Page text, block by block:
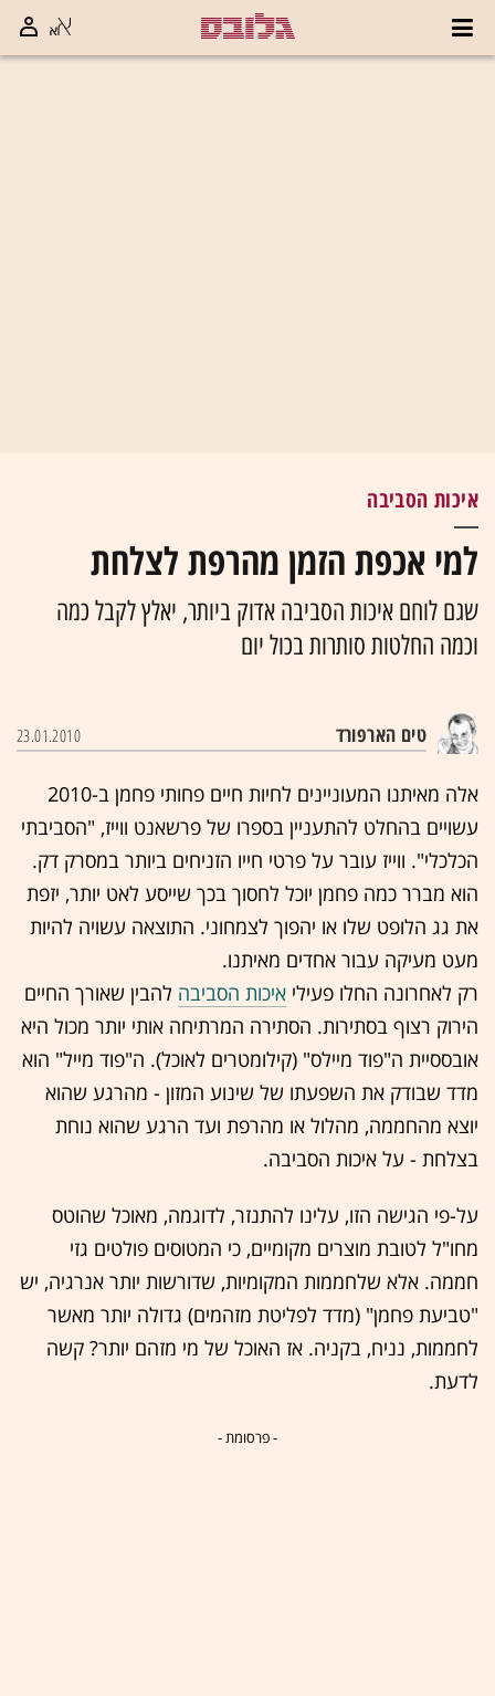
איכות הסביבה
למי אכפת הזמן מהרפת לצלחת
שגם לוחם איכות הסביבה אדוק ביותר, יאלץ לקבל כמה
וכמה החלטות סותרות בכול יום
טים הארפורד 23.01.2010
אלה מאיתנו המעוניינים לחיות חיים פחותי פחמן ב-2010
עשויים בהחלט להתעניין בספרו של פרשאנט ווייז, "הסביבתי
הכלכלי". ווייז עובר על פרטי חייו הזניחים ביותר במסרק דק.
הוא מברר כמה פחמן יוכל לחסוך בכך שייסע לאט יותר, יזפת
את גג הלופט שלו או יהפוך לצמחוני. התוצאה עשויה להיות
מעט מעיקה עבור אחדים מאיתנו.
רק לאחרונה החלו פעילי איכות הסביבה להבין שאורך החיים
הירוק רצוף בסתירות. הסתירה המרתיחה אותי יותר מכול היא
אובססיית ה"פוד מיילס" (קילומטרים לאוכל). ה"פוד מייל" הוא
מדד שבודק את השפעתו של שינוע המזון - מהרגע שהוא
יוצא מהחממה, מהלול או מהרפת ועד הרגע שהוא נוחת
בצלחת - על איכות הסביבה.
על-פי הגישה הזו, עלינו להתנזר, לדוגמה, מאוכל שהוטס
מחו"ל לטובת מוצרים מקומיים, כי המטוסים פולטים גזי
חממה. אלא שלחממות המקומיות, שדורשות יותר אנרגיה, יש
"טביעת פחמן" (מדד לפליטת מזהמים) גדולה יותר מאשר
לחממות, נניח, בקניה. אז האוכל של מי מזהם יותר? קשה
לדעת.
- פרסומת -